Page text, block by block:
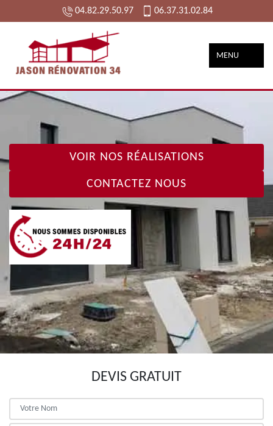
04.82.29.50.97 06.37.31.02.84
MENU
VOIR NOS RÉALISATIONS
CONTACTEZ NOUS
DEVIS GRATUIT